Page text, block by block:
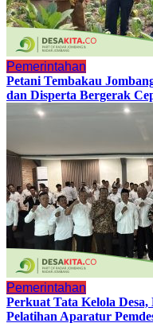
Pemerintahan
Petani Tembakau
dan Disperta Bergerak
Pemerintahan
Perkuat Tata Kelola
Pelatihan Aparatur